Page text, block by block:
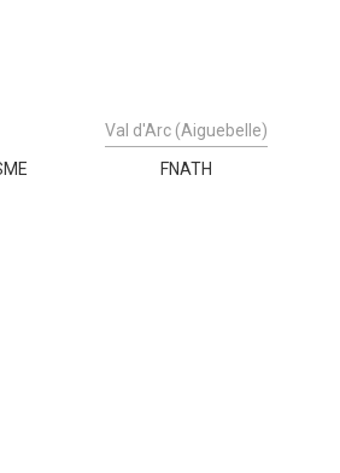
Val d'Arc (Aiguebelle)
FNATH